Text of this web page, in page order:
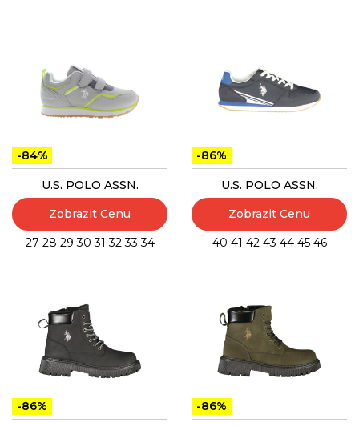
-84%
U.S. POLO ASSN.
Zobrazit Cenu
27 28 29 30 31 32 33 34
-86%
U.S. POLO ASSN.
Zobrazit Cenu
40 41 42 43 44 45 46
-86% -86%